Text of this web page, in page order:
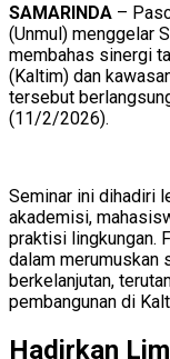
SAMARINDA –
(Unmul) menggelar
membahas sinergi
(Kaltim) dan
tersebut
(11/2/2026).
Seminar ini dihadiri
akademisi,
praktisi lingkungan.
dalam merumuskan
berkelanjutan,
pembangunan di
Hadirkan